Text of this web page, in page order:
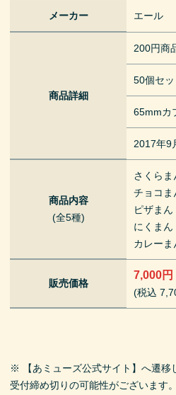
メーカー エール
商品詳細
200円商
50個セッ
65mmカ
2017年9
商品内容
(全5種)
さくらま
チョコま
ピザまん
にくまん
カレーま
販売価格
7,000円
(税込
※ 【あミューズ公式サイト】へ遷移
受付締め切りの可能性がございます